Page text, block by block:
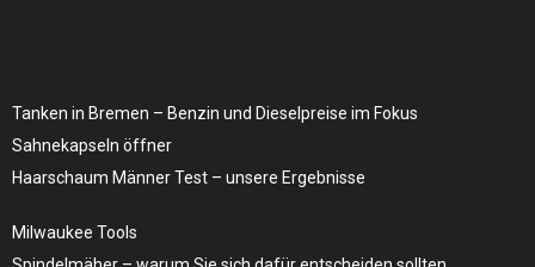
Tanken in Bremen – Benzin und Dieselpreise ​im Fokus
Sahnekapseln öffner
Haarschaum Männer Test – unsere Ergebnisse
Milwaukee Tools